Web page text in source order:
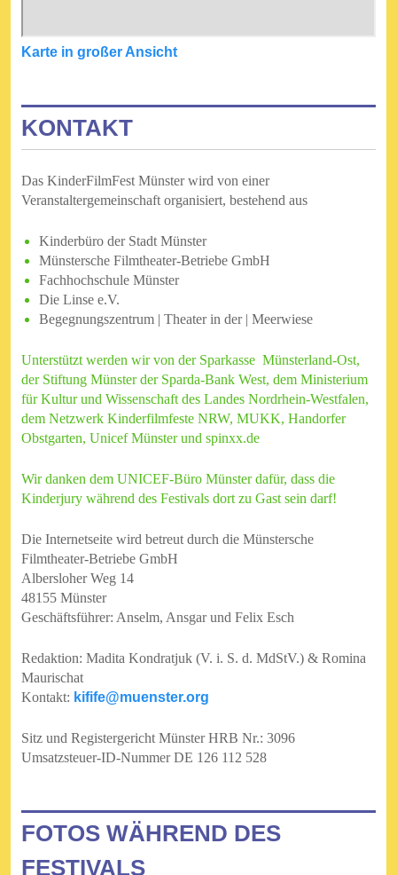
Karte in großer Ansicht
KONTAKT
Das KinderFilmFest Münster wird von einer
Veranstaltergemeinschaft organisiert, bestehend aus
Kinderbüro der Stadt Münster
Münstersche Filmtheater-Betriebe GmbH
Fachhochschule Münster
Die Linse e.V.
Begegnungszentrum | Theater in der | Meerwiese
Unterstützt werden wir von der Sparkasse Münsterland-Ost,
der Stiftung Münster der Sparda-Bank West, dem Ministerium
für Kultur und Wissenschaft des Landes Nordrhein-Westfalen,
dem Netzwerk Kinderfilmfeste NRW, MUKK, Handorfer
Obstgarten, Unicef Münster und spinxx.de
Wir danken dem UNICEF-Büro Münster dafür, dass die
Kinderjury während des Festivals dort zu Gast sein darf!
Die Internetseite wird betreut durch die Münstersche
Filmtheater-Betriebe GmbH
Albersloher Weg 14
48155 Münster
Geschäftsführer: Anselm, Ansgar und Felix Esch
Redaktion: Madita Kondratjuk (V. i. S. d. MdStV.) & Romina
Maurischat
Kontakt: kifife@muenster.org
Sitz und Registergericht Münster HRB Nr.: 3096
Umsatzsteuer-ID-Nummer DE 126 112 528
FOTOS WÄHREND DES
FESTIVALS